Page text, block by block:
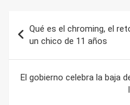
de
entradas
Qué es el chroming, el
un chico de 11 años
El gobierno celebra la baja